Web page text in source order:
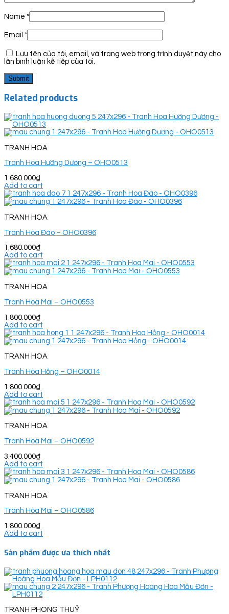
Name *
Email *
Lưu tên của tôi, email, và trang web trong trình duyệt này cho
lần bình luận kế tiếp của tôi.
Related products
TRANH HOA
Tranh Hoa Hướng Dương – OHO0513
1.680.000₫
Add to cart
TRANH HOA
Tranh Hoa Đào – OHO0396
1.680.000₫
Add to cart
TRANH HOA
Tranh Hoa Mai – OHO0553
1.800.000₫
Add to cart
TRANH HOA
Tranh Hoa Hồng – OHO0014
1.800.000₫
Add to cart
TRANH HOA
Tranh Hoa Mai – OHO0592
3.400.000₫
Add to cart
TRANH HOA
Tranh Hoa Mai – OHO0586
1.800.000₫
Add to cart
Sản phẩm được ưa thích nhất
TRANH PHONG THUỶ